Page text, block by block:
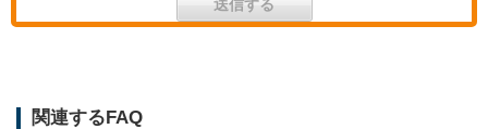
関連するFAQ